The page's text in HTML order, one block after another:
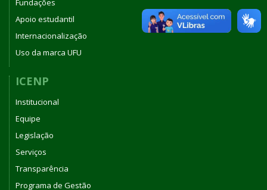
Fundações
Apoio estudantil
Internacionalização
Uso da marca UFU
ICENP
Institucional
Equipe
Legislação
Serviços
Transparência
Programa de Gestão